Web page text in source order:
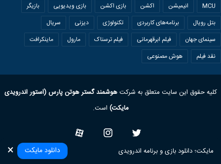
MCU انیمیشن اکشن بازی اکشن بازی ویدیویی
بازیگر
بتل رویال
برنامه‌های کاربردی تکنولوژی دیزنی
سریال
سینمای جهان
فیلم ابرقهرمانی فیلم ترسناک مارول
ماینکرافت
نقد فیلم
هوش مصنوعی
کلیه حقوق این سایت متعلق به شرکتهوشمند گستر هوتن پارس (استور اندرویدی
مایکت) است.
Twitter
Instagram
مایکت؛ دانلود بازی‌ و برنامه‌ اندرویدی دانلود مایکت ×